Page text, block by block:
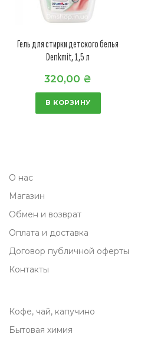
Гель для стирки детского белья
Denkmit, 1,5 л
320,00 ₴
В КОРЗИНУ
О нас
Магазин
Обмен и возврат
Оплата и доставка
Договор публичной оферты
Контакты
Кофе, чай, капучино
Бытовая химия